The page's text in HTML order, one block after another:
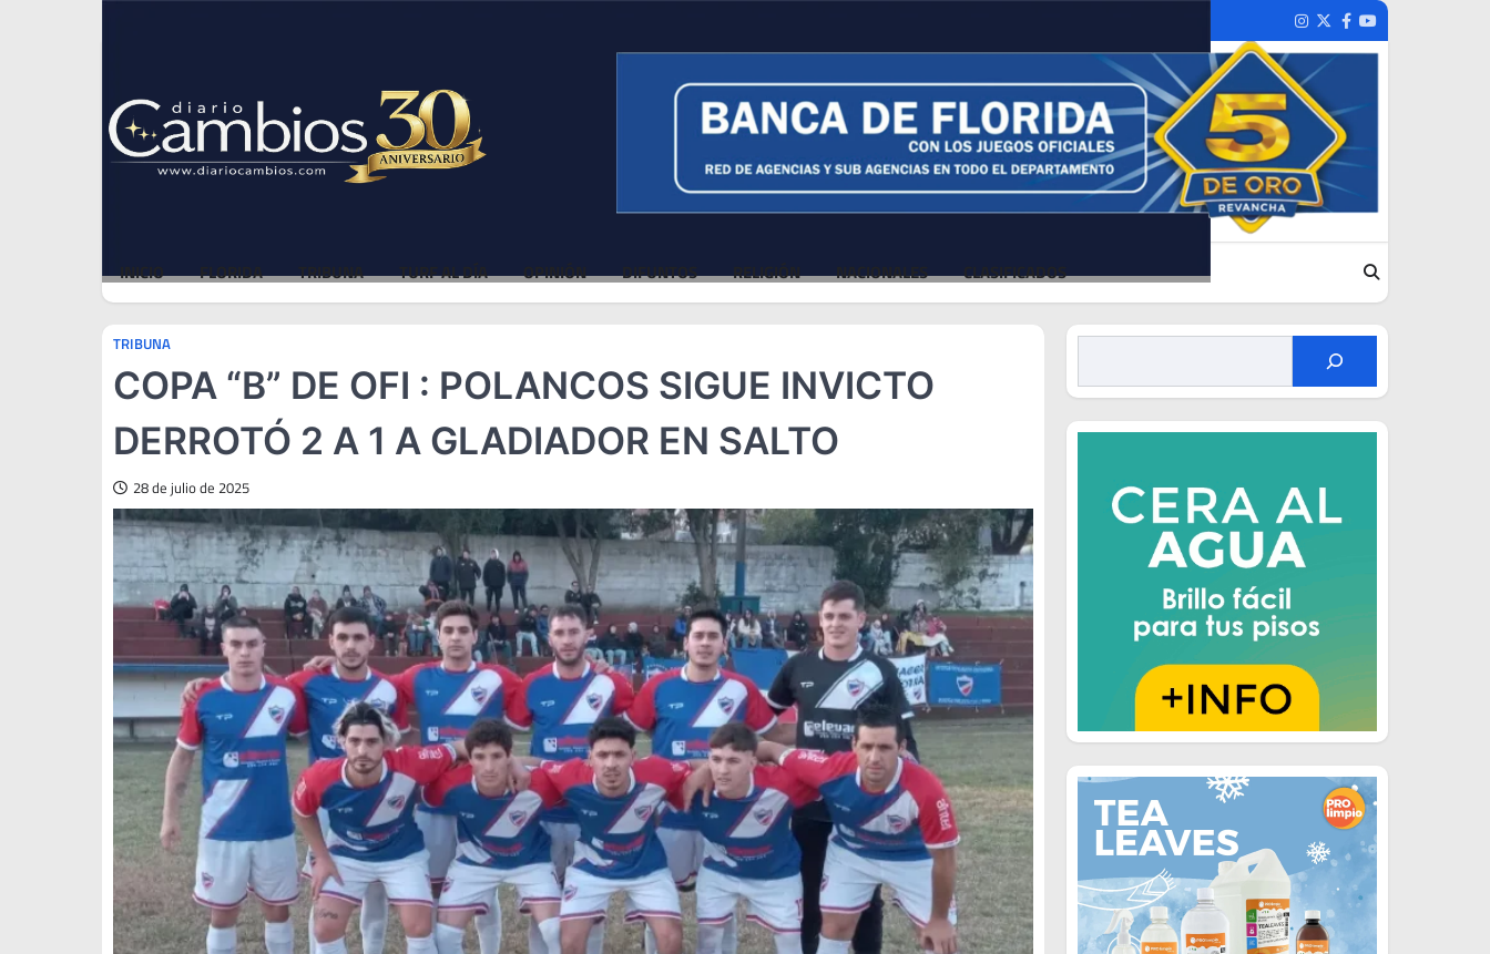
Instagram
TwitterFacebook
Youtube
INICIO FLORIDA TRIBUNA TURF AL DÍA OPINIÓN DIFUNTOS RELIGIÓN NACIONALES CLASIFICADOS
TRIBUNA
COPA “B” DE OFI : POLANCOS SIGUE INVICTO
DERROTÓ 2 A 1 A GLADIADOR EN SALTO
28 de julio de 2025